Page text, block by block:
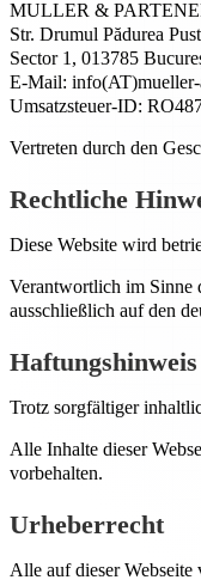
MULLER &
Str. Drumul Pădurea
Sector 1, 013785
E-Mail: info(AT)mueller-
Umsatzsteuer-ID:
Vertreten durch den
Rechtliche
Diese Website wird
Verantwortlich im Sinne
ausschließlich auf den
Haftungshinweis
Trotz sorgfältiger
Alle Inhalte dieser
vorbehalten.
Urheberrecht
Alle auf dieser